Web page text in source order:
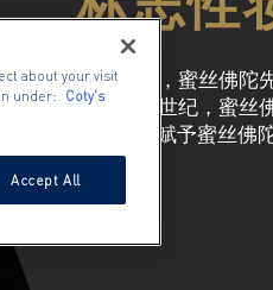
在20世纪，蜜丝佛陀
星。在21世纪，蜜丝
McGrath 赋予蜜丝佛
about your visit
under: Coty's
Accept All